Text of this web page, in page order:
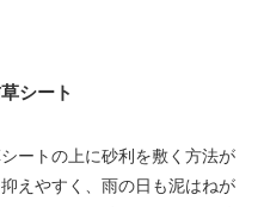
シート
ートの上に砂利を敷く方法が
えやすく、雨の日も泥はねが